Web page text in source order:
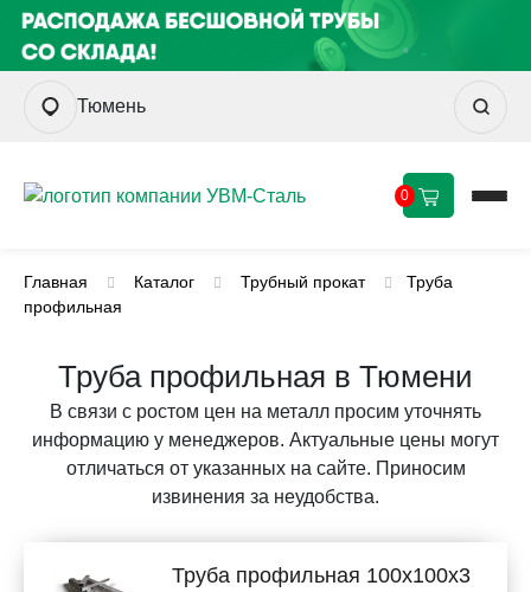
Тюмень
0
Главная Каталог Трубный прокат
Труба
профильная
Труба профильная в Тюмени
В связи с ростом цен на металл просим уточнять
информацию у менеджеров. Актуальные цены могут
отличаться от указанных на сайте. Приносим
извинения за неудобства.
Труба профильная 100х100х3